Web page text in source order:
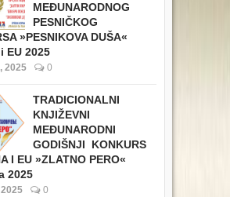
MEĐUNARODNOG
PESNIČKOG
»PESNIKOVA DUŠA«
EU 2025
2025 0
TRADICIONALNI
KNJIŽEVNI
MEĐUNARODNI
GODIŠNJI KONKURS
I EU »ZLATNO PERO«
2025
0